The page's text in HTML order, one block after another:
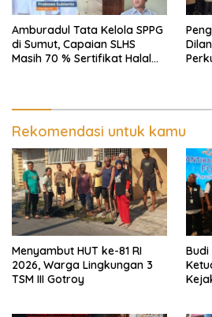
Amburadul Tata Kelola SPPG
di Sumut, Capaian SLHS
Masih 70 % Sertifikat Halal
Pemantau dan Pengawas
MBG
Rekomendasi untuk kamu
Menyambut HUT ke-81 RI
2026, Warga Lingkungan 3
TSM III Gotroy
Budi